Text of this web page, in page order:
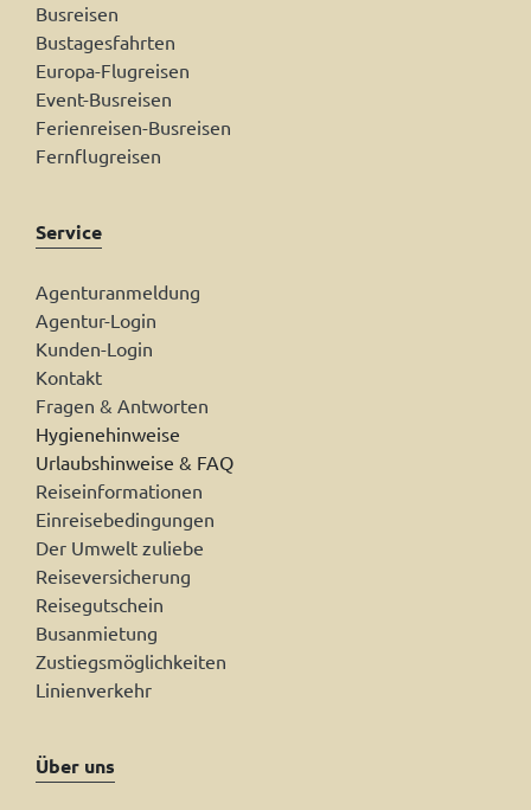
Busreisen
Bustagesfahrten
Europa-Flugreisen
Event-Busreisen
Ferienreisen-Busreisen
Fernflugreisen
Service
Agenturanmeldung
Agentur-Login
Kunden-Login
Kontakt
Fragen & Antworten
Hygienehinweise
Urlaubshinweise & FAQ
Reiseinformationen
Einreisebedingungen
Der Umwelt zuliebe
Reiseversicherung
Reisegutschein
Busanmietung
Zustiegsmöglichkeiten
Linienverkehr
Über uns